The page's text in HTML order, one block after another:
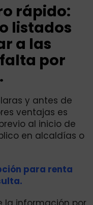
rápido:
listados
a las
por
y antes de
ventajas es
al inicio de
en alcaldías o
para renta